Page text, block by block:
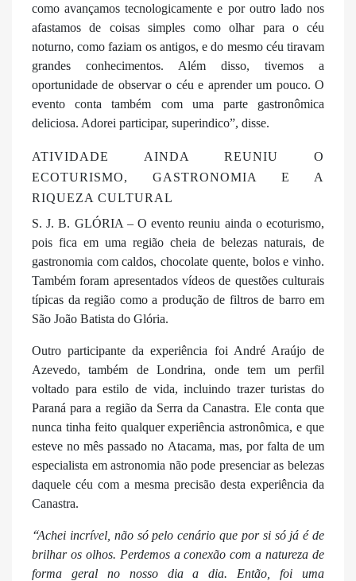
como avançamos tecnologicamente e por outro lado nos
afastamos de coisas simples como olhar para o céu
noturno, como faziam os antigos, e do mesmo céu tiravam
grandes conhecimentos. Além disso, tivemos a
oportunidade de observar o céu e aprender um pouco. O
evento conta também com uma parte gastronômica
deliciosa. Adorei participar, superindico”, disse.
ATIVIDADE AINDA REUNIU O
ECOTURISMO, GASTRONOMIA E A
RIQUEZA CULTURAL
S. J. B. GLÓRIA – O evento reuniu ainda o ecoturismo,
pois fica em uma região cheia de belezas naturais, de
gastronomia com caldos, chocolate quente, bolos e vinho.
Também foram apresentados vídeos de questões culturais
típicas da região como a produção de filtros de barro em
São João Batista do Glória.
Outro participante da experiência foi André Araújo de
Azevedo, também de Londrina, onde tem um perfil
voltado para estilo de vida, incluindo trazer turistas do
Paraná para a região da Serra da Canastra. Ele conta que
nunca tinha feito qualquer experiência astronômica, e que
esteve no mês passado no Atacama, mas, por falta de um
especialista em astronomia não pode presenciar as belezas
daquele céu com a mesma precisão desta experiência da
Canastra.
“Achei incrível, não só pelo cenário que por si só já é de
brilhar os olhos. Perdemos a conexão com a natureza de
forma geral no nosso dia a dia. Então, foi uma